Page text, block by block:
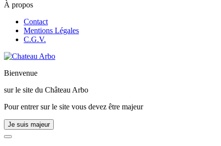
À propos
Contact
Mentions Légales
C.G.V.
Bienvenue
sur le site du Château Arbo
Pour entrer sur le site vous devez être majeur
Je suis majeur